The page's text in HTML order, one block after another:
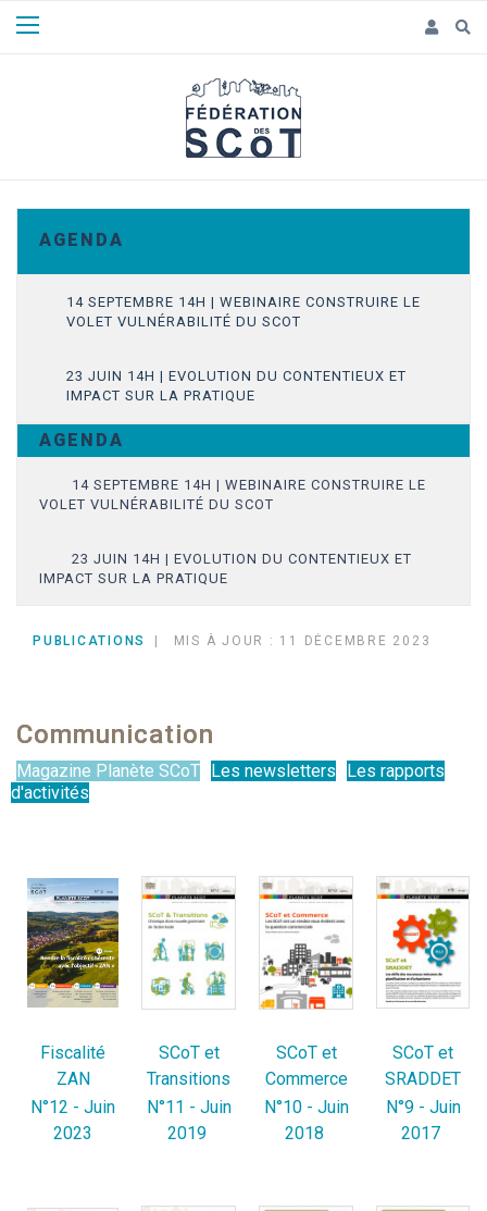
A G E N D A
14 SEPTEMBRE 14H | WEBINAIRE CONSTRUIRE LE
VOLET VULNÉRABILITÉ DU SCOT
23 JUIN 14H | EVOLUTION DU CONTENTIEUX ET
IMPACT SUR LA PRATIQUE
A G E N D A
14 SEPTEMBRE 14H | WEBINAIRE CONSTRUIRE LE
VOLET VULNÉRABILITÉ DU SCOT
23 JUIN 14H | EVOLUTION DU CONTENTIEUX ET
IMPACT SUR LA PRATIQUE
PUBLICATIONS MIS À JOUR : 11 DÉCEMBRE 2023
Communication
Magazine Planète SCoT Les newsletters
Les rapports
d'activités
Fiscalité
ZAN
SCoT et
Transitions
SCoT et
Commerce
SCoT et
SRADDET
N°12 - Juin
2023
N°11 - Juin
2019
N°10 - Juin
2018
N°9 - Juin
2017